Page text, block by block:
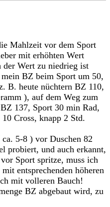
Mahlzeit vor dem Sport
mit erhöhten Wert
der Wert zu niedrieg ist
BZ beim Sport um 50,
B. heute nüchtern BZ 110,
), auf dem Weg zum
137, Sport 30 min Rad,
Cross, knapp 2 Std.
5-8 ) vor Duschen 82
probiert, und auch erkannt,
Sport spritze, muss ich
entsprechenden höheren
mit volleren Bauch!
BZ abgebaut wird, zu